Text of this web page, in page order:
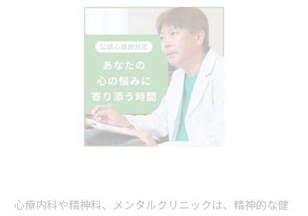
心療内科や精神科、メンタルクリニックは、精神的な健